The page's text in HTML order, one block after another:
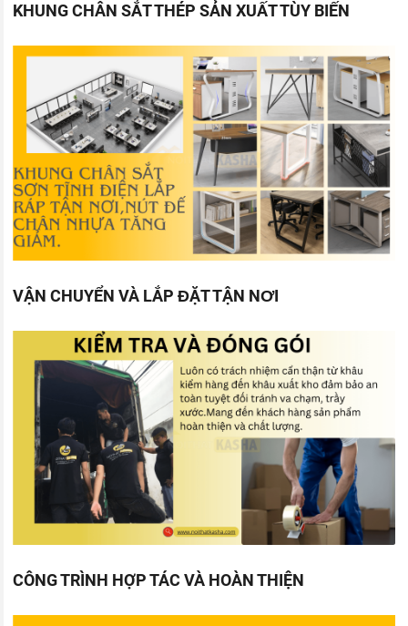
KHUNG CHÂN SẮT THÉP SẢN XUẤT TÙY BIẾN
VẬN CHUYỂN VÀ LẮP ĐẶT TẬN NƠI
CÔNG TRÌNH HỢP TÁC VÀ HOÀN THIỆN